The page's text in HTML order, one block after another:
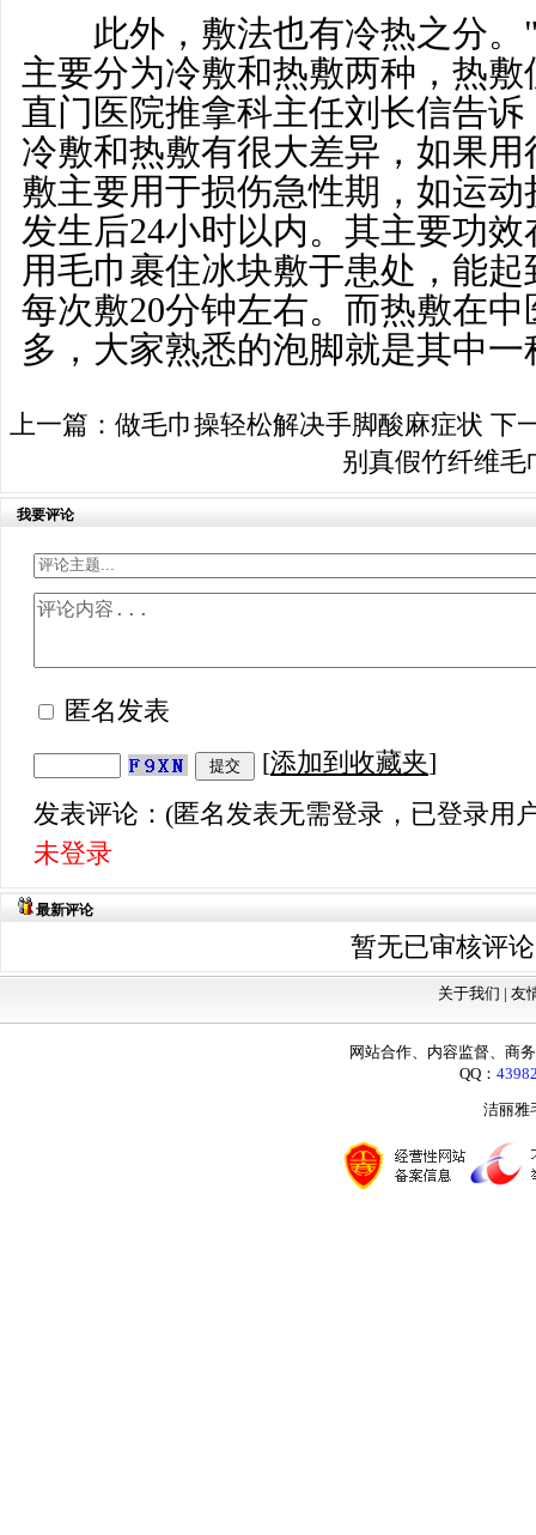
此外，敷法也有冷热之分。"
主要分为冷敷和热敷两种，热
直门医院推拿科主任刘长信告
冷敷和热敷有很大差异，如果
敷主要用于损伤急性期，如运
发生后24小时以内。其主要功
用毛巾裹住冰块敷于患处，能
每次敷20分钟左右。而热敷在
多，大家熟悉的泡脚就是其中一
上一篇： 做毛巾操轻松解决手脚酸麻症状 下
别真假竹纤维毛
我要评论
匿名发表
[添加到收藏夹]
发表评论：(匿名发表无需登录，已登录用
未登录
最新评论
暂无已审核评
关于我们 | 友
网站合作、内容监督、商
QQ：
洁丽雅